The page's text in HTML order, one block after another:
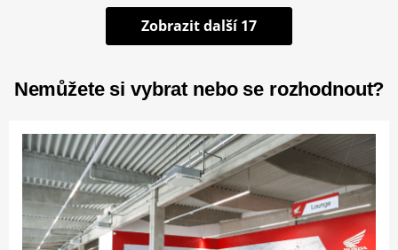
Zobrazit další 17
Nemůžete si vybrat nebo se rozhodnout?